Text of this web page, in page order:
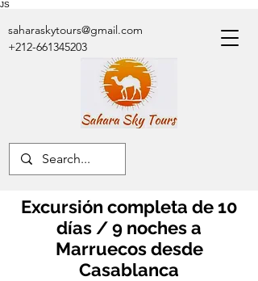
JS
saharaskytours@gmail.com
+212-661345203
Excursión completa de 10
días / 9 noches a
Marruecos desde
Casablanca